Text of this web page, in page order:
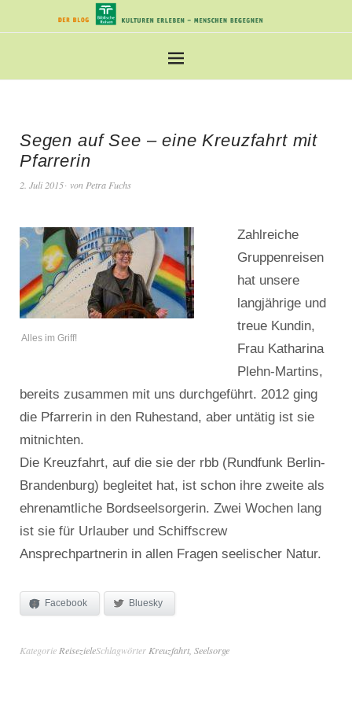
Segen auf See – eine Kreuzfahrt mit
Pfarrerin
2. Juli 2015 von Petra Fuchs
Alles im Griff!
Zahlreiche
Gruppenreisen
hat unsere
langjährige und
treue Kundin,
Frau Katharina
Plehn-Martins,
bereits zusammen mit uns durchgeführt. 2012 ging
die Pfarrerin in den Ruhestand, aber untätig ist sie
mitnichten.
Die Kreuzfahrt, auf die sie der rbb (Rundfunk Berlin-
Brandenburg) begleitet hat, ist schon ihre zweite als
ehrenamtliche Bordseelsorgerin. Zwei Wochen lang
ist sie für Urlauber und Schiffscrew
Ansprechpartnerin in allen Fragen seelischer Natur.
Facebook Bluesky
Kategorie ReisezieleSchlagwörter Kreuzfahrt, Seelsorge